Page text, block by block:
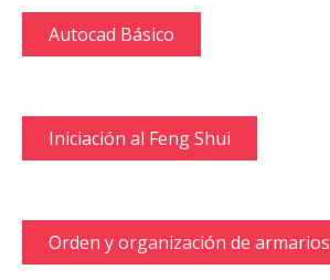
Autocad Básico
Iniciación al Feng Shui
Orden y organización de armarios